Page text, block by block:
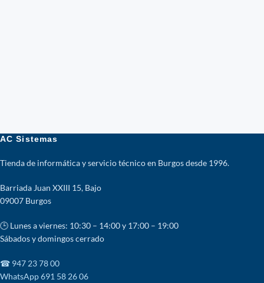
AC Sistemas
Tienda de informática y servicio técnico en Burgos desde 1996.
Barriada Juan XXIII 15, Bajo
09007 Burgos
🕒 Lunes a viernes: 10:30 – 14:00 y 17:00 – 19:00
Sábados y domingos cerrado
☎ 947 23 78 00
WhatsApp 691 58 26 06